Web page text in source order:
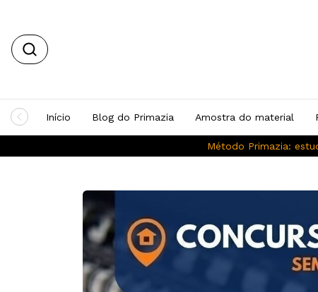
Método Primazia:
Início Blog do Primazia Amostra do material